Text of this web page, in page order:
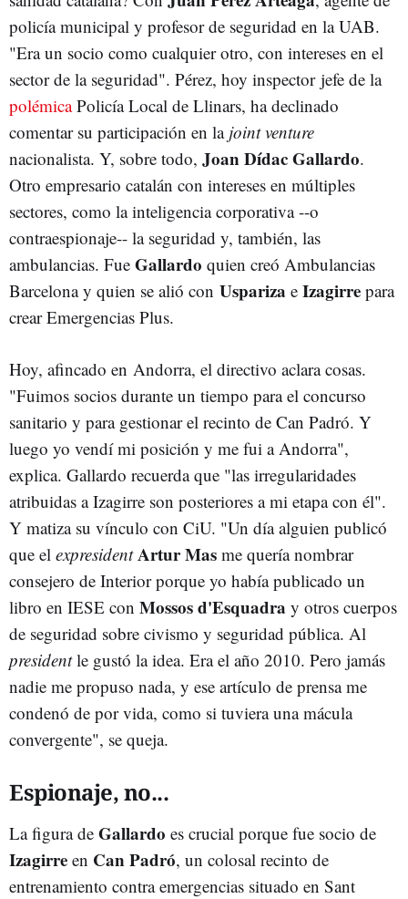
policía municipal y profesor de seguridad en la UAB.
"Era un socio como cualquier otro, con intereses en el
sector de la seguridad". Pérez, hoy inspector jefe de la
polémicaPolicía Local de Llinars, ha declinado
comentar su participación en la joint venture
nacionalista. Y, sobre todo, Joan Dídac Gallardo.
Otro empresario catalán con intereses en múltiples
sectores, como la inteligencia corporativa --o
contraespionaje-- la seguridad y, también, las
ambulancias. Fue Gallardo quien creó Ambulancias
Barcelona y quien se alió con Uspariza e Izagirre para
crear Emergencias Plus.
Hoy, afincado en Andorra, el directivo aclara cosas.
"Fuimos socios durante un tiempo para el concurso
sanitario y para gestionar el recinto de Can Padró. Y
luego yo vendí mi posición y me fui a Andorra",
explica. Gallardo recuerda que "las irregularidades
atribuidas a Izagirre son posteriores a mi etapa con él".
Y matiza su vínculo con CiU. "Un día alguien publicó
que el expresident Artur Mas me quería nombrar
consejero de Interior porque yo había publicado un
libro en IESE con Mossos d'Esquadra y otros cuerpos
de seguridad sobre civismo y seguridad pública. Al
presidentle gustó la idea. Era el año 2010. Pero jamás
nadie me propuso nada, y ese artículo de prensa me
condenó de por vida, como si tuviera una mácula
convergente", se queja.
Espionaje, no...
La figura de Gallardo es crucial porque fue socio de
Izagirre en Can Padró, un colosal recinto de
entrenamiento contra emergencias situado en Sant